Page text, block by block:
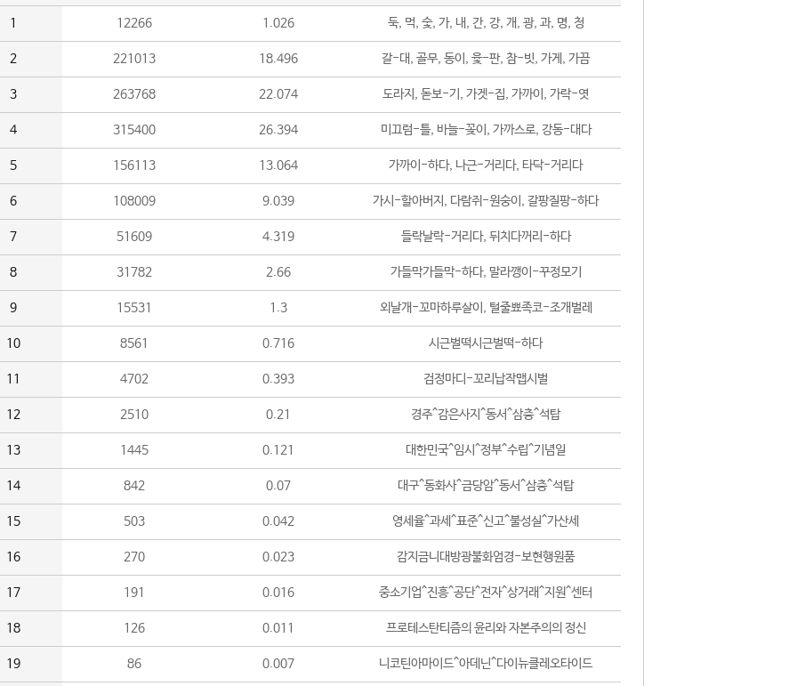
1 12266 1.026 둑, 먹, 숯, 가, 내, 간, 강, 개, 광, 과, 명, 청
2 221013 18.496 갈-대, 골무, 동이, 윷-판, 참-빗, 가게, 가끔
3 263768 22.074 도라지, 돋보-기, 가겟-집, 가까이, 가락-엿
4 315400 26.394 미끄럼-틀, 바늘-꽂이, 가까스로, 강동-대다
5 156113 13.064 가까이-하다, 나근-거리다, 타닥-거리다
6 108009 9.039 가시-할아버지, 다람쥐-원숭이, 갈팡질팡-하다
7 51609 4.319 들락날락-거리다, 뒤치다꺼리-하다
8 31782 2.66 가들막가들막-하다, 말라깽이-꾸정모기
9 15531 1.3 외날개-꼬마하루살이, 털줄뾰족코-조개벌레
10 8561 0.716 시근벌떡시근벌떡-하다
11 4702 0.393 검정마디-꼬리납작맵시벌
12 2510 0.21 경주^감은사지^동서^삼층^석탑
13 1445 0.121 대한민국^임시^정부^수립^기념일
14 842 0.07 대구^동화사^금당암^동서^삼층^석탑
15 503 0.042 영세율^과세^표준^신고^불성실^가산세
16 270 0.023 감지금니대방광불화엄경-보현행원품
17 191 0.016 중소기업^진흥^공단^전자^상거래^지원^센터
18 126 0.011 프로테스탄티즘의 윤리와 자본주의의 정신
19 86 0.007 니코틴아마이드^아데닌^다이뉴클레오타이드